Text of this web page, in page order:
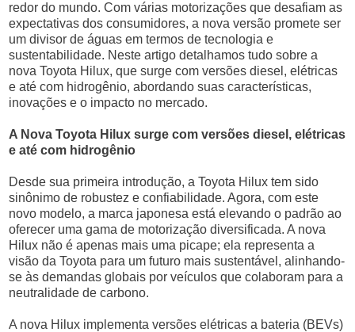
redor do mundo. Com várias motorizações que desafiam as
expectativas dos consumidores, a nova versão promete ser
um divisor de águas em termos de tecnologia e
sustentabilidade. Neste artigo detalhamos tudo sobre a
nova Toyota Hilux, que surge com versões diesel, elétricas
e até com hidrogênio, abordando suas características,
inovações e o impacto no mercado.
A Nova Toyota Hilux surge com versões diesel, elétricas
e até com hidrogênio
Desde sua primeira introdução, a Toyota Hilux tem sido
sinônimo de robustez e confiabilidade. Agora, com este
novo modelo, a marca japonesa está elevando o padrão ao
oferecer uma gama de motorização diversificada. A nova
Hilux não é apenas mais uma picape; ela representa a
visão da Toyota para um futuro mais sustentável, alinhando-
se às demandas globais por veículos que colaboram para a
neutralidade de carbono.
A nova Hilux implementa versões elétricas a bateria (BEVs)